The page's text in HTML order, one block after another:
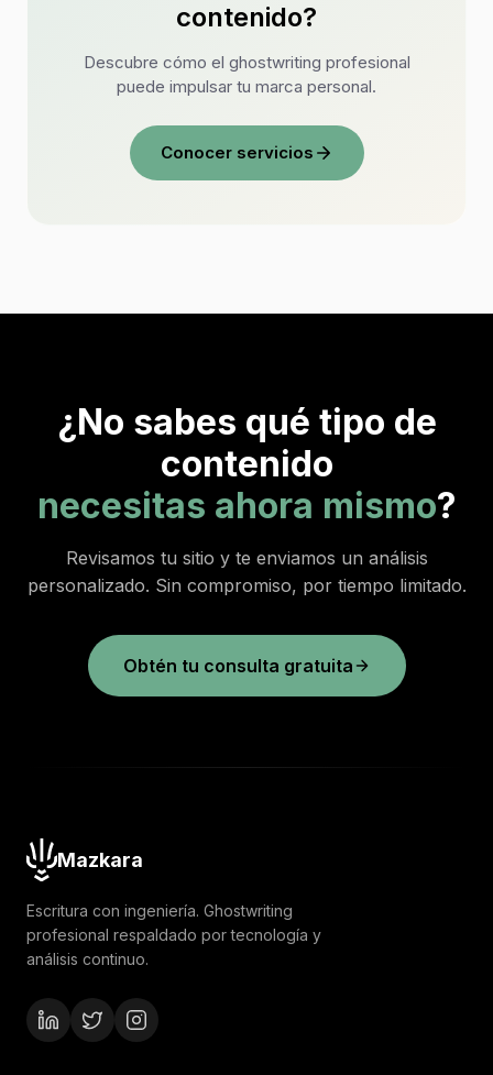
contenido?
Descubre cómo el ghostwriting profesional
puede impulsar tu marca personal.
Conocer servicios
¿No sabes qué tipo de
contenido
necesitas ahora mismo?
Revisamos tu sitio y te enviamos un análisis
personalizado. Sin compromiso, por tiempo limitado.
Obtén tu consulta gratuita
Mazkara
Escritura con ingeniería. Ghostwriting
profesional respaldado por tecnología y
análisis continuo.